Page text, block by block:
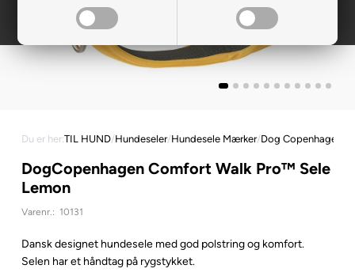
Du er her:TIL HUND/Hundeseler/Hundesele Mærker/Dog Copenhagen
DogCopenhagen Comfort Walk Pro™ Sele
Lemon
Varenr.: 10131
Dansk designet hundesele med god polstring og komfort.
Selen har et håndtag på rygstykket.